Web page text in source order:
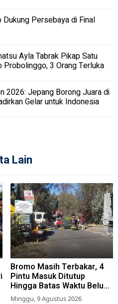
Dukung Persebaya di Final
Ayla Tabrak Pikap Satu
Probolinggo, 3 Orang Terluka
2026: Jepang Borong Juara di
Gelar untuk Indonesia
Lain
Bromo Masih Terbakar, 4
Pintu Masuk Ditutup
Hingga Batas Waktu Belum
Ditentukan
Minggu, 9 Agustus 2026